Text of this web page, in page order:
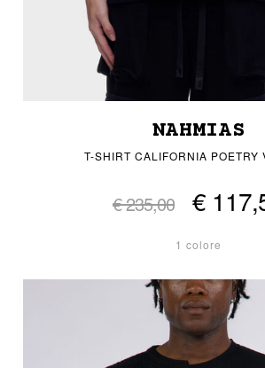
NAHMIAS
T-SHIRT CALIFORNIA POETRY
€ 235,00 €
1 colore